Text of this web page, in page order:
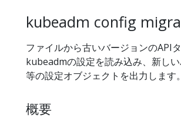
kubeadm config
ファイルから古いバージョンのAPI
kubeadmの設定を読み込み、新し
等の設定オブジェクトを出力します。
概要